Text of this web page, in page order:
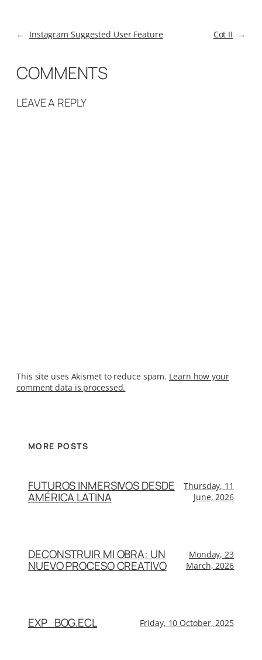
← Instagram Suggested User Feature Cot II →
COMMENTS
LEAVE A REPLY
This site uses Akismet to reduce spam. Learn how your
comment data is processed.
MORE POSTS
FUTUROS INMERSIVOS DESDE
AMÉRICA LATINA
Thursday, 11
June, 2026
DECONSTRUIR MI OBRA: UN
NUEVO PROCESO CREATIVO
Monday, 23
March, 2026
EXP_BOG.ECL Friday, 10 October, 2025